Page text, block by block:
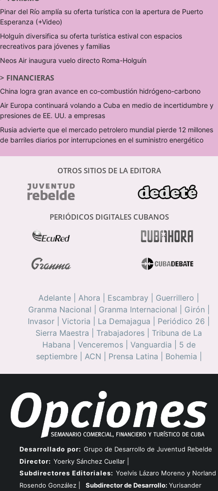
Pinar del Río amplía su oferta turística con la apertura de Puerto
Esperanza (+Video)
Holguín diversifica su oferta turística estival con espacios
recreativos para jóvenes y familias
Neos Air inaugura vuelo directo Roma-Holguín
> FINANCIERAS
China logra gran avance en co-combustión hidrógeno-carbono
Air Europa continuará volando a Cuba en medio de incertidumbre y
presiones de EE. UU. a empresas
Rusia advierte que el mercado petrolero mundial pierde 12 millones
de barriles diarios por interrupciones en el suministro energético
OTROS SITIOS DE LA EDITORA
PERIÓDICOS DIGITALES CUBANOS
Adelante Ahora Escambray Guerrillero
Granma Nacional
Granma Internacional Girón
Invasor
Victoria La Demajagua Periódico 26
Sierra Maestra
Trabajadores
Tribuna de La
Habana
Venceremos| Vanguardia
5 de
septiembre| ACN Prensa Latina Bohemia
Desarrollado por: Grupo de Desarrollo de Juventud Rebelde
Director: Yoerky Sánchez Cuellar |
Subdirectores Editoriales: Yoelvis Lázaro Moreno y Norland
Rosendo González |
Subdirector de Desarrollo: Yurisander